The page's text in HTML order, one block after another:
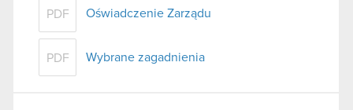
PDF Oświadczenie Zarządu
PDF Wybrane zagadnienia